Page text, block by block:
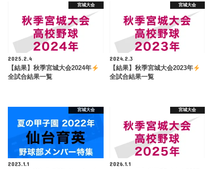
宮城大会
2025.2.4
【結果】秋季宮城大会2024年
全試合結果一覧
宮城大会
2024.2.3
【結果】秋季宮城大会2023年
全試合結果一覧
宮城大会
2023.1.1
宮城大会
2026.1.1